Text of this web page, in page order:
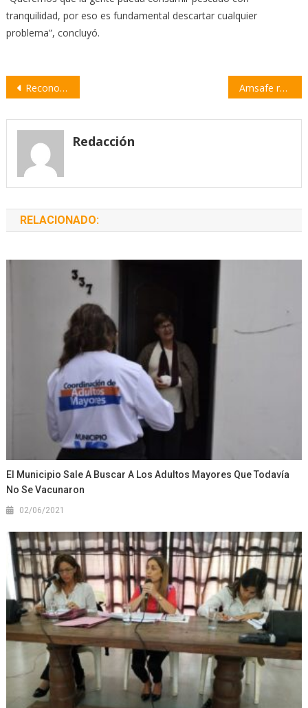
tranquilidad, por eso es fundamental descartar cualquier
problema”, concluyó.
Navegación
entradas
Reconocimiento a la Trayectoria Docente 2024: emotivo desayuno con docentes jubilados Amsafe rechaza la propuesta salarial del gobierno y anuncia jornadas de protesta
Redacción
RELACIONADO:
El Municipio Sale A Buscar A Los Adultos Mayores Que Todavía
No Se Vacunaron
02/06/2021